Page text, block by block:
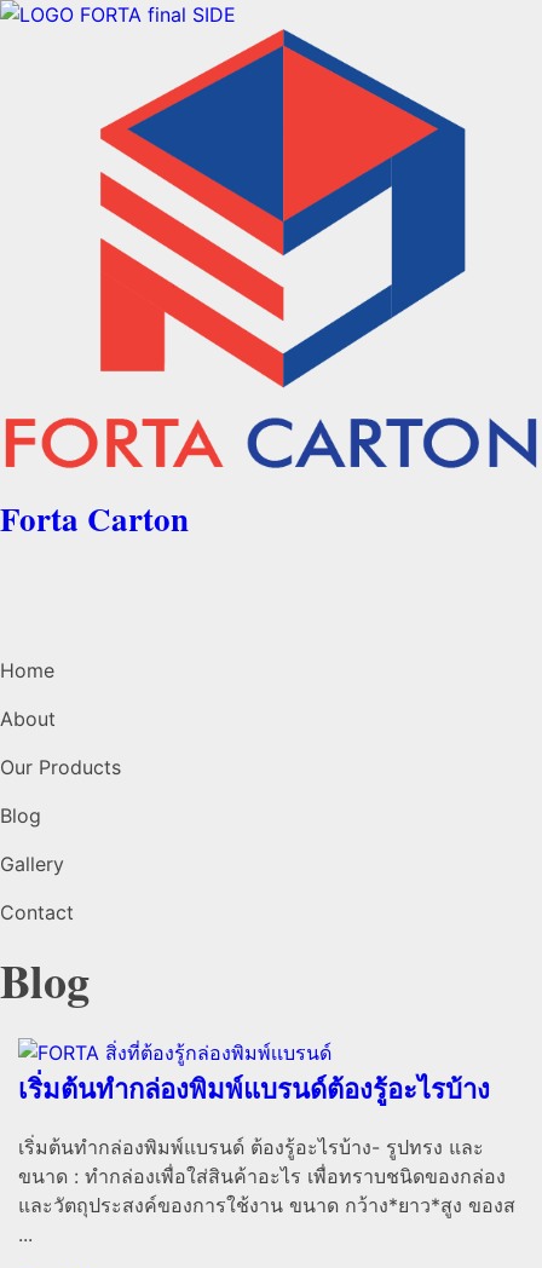
Forta Carton
Home
About
Our Products
Blog
Gallery
Contact
Blog
เริ่มต้นทำกล่องพิมพ์แบรนด์ต้องรู้อะไรบ้าง
เริ่มต้นทำกล่องพิมพ์แบรนด์ ต้องรู้อะไรบ้าง- รูปทรง และ
ขนาด : ทำกล่องเพื่อใส่สินค้าอะไร เพื่อทราบชนิดของกล่อง
และวัตถุประสงค์ของการใช้งาน ขนาด กว้าง*ยาว*สูง ของส
...